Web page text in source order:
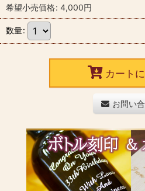
希望小売価格: 4,000円
数量:
カート
お問い